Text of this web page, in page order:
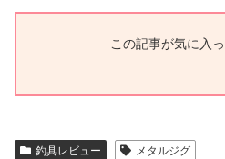
釣具レビュー メタルジグ